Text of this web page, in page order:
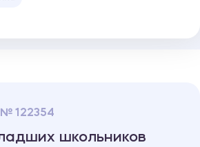
122354
школьников